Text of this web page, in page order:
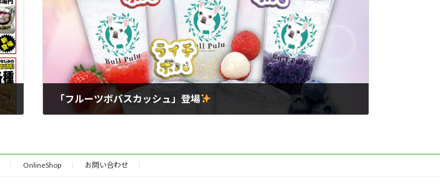
「フルーツボバスカッシュ」登場
OnlineShop お問い合わせ